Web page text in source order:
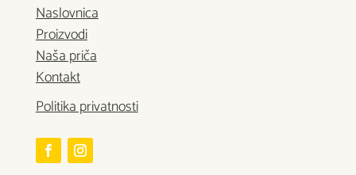
Naslovnica
Proizvodi
Naša priča
Kontakt
Politika privatnosti